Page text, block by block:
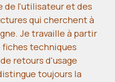
de l'utilisateur et des
qui cherchent à
Je travaille à partir
techniques
retours d'usage
toujours la